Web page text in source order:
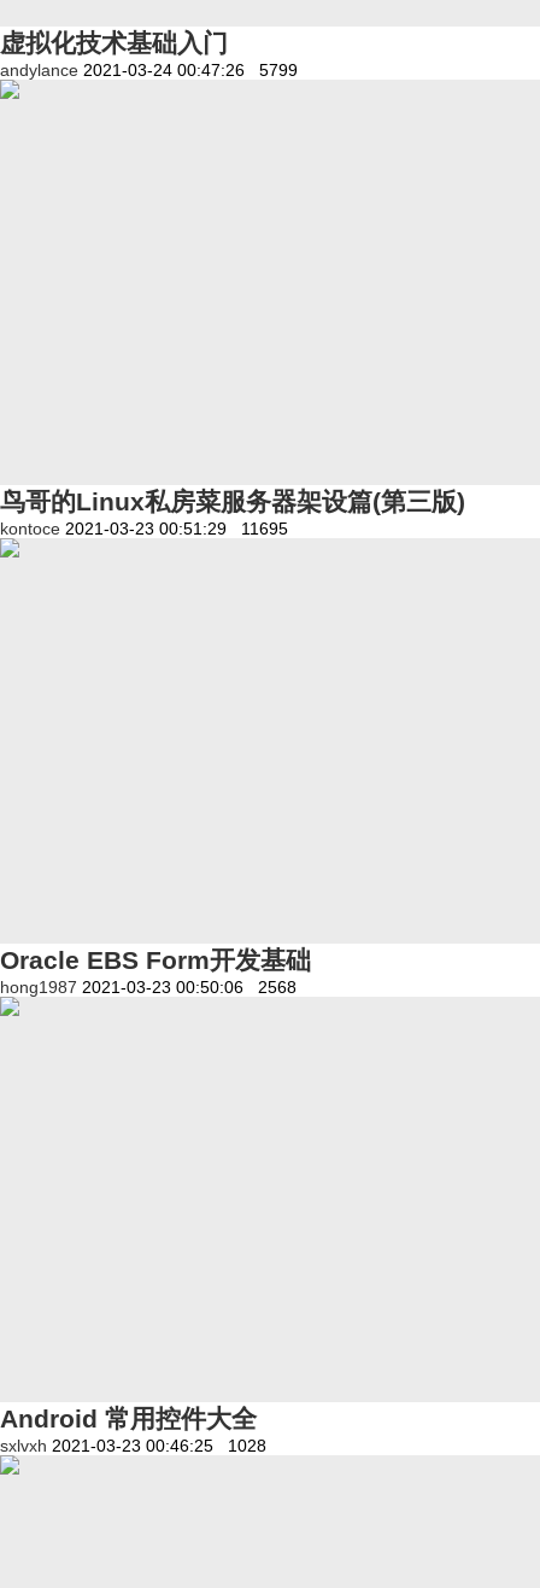
虚拟化技术基础入门
andylance 2021-03-24 00:47:26 5799
鸟哥的Linux私房菜服务器架设篇(第三版)
kontoce 2021-03-23 00:51:29 11695
Oracle EBS Form开发基础
hong1987 2021-03-23 00:50:06 2568
Android 常用控件大全
sxlvxh 2021-03-23 00:46:25 1028